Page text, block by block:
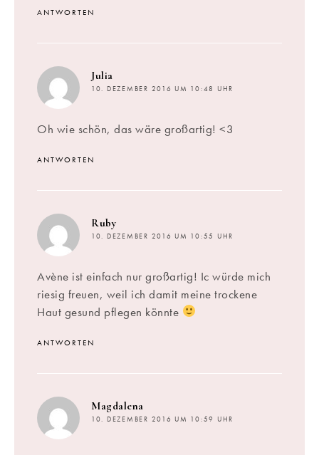
ANTWORTEN
Julia
10. DEZEMBER 2016 UM 10:48 UHR
Oh wie schön, das wäre großartig! <3
ANTWORTEN
Ruby
10. DEZEMBER 2016 UM 10:55 UHR
Avène ist einfach nur großartig! Ic würde mich
riesig freuen, weil ich damit meine trockene
Haut gesund pflegen könnte
ANTWORTEN
Magdalena
10. DEZEMBER 2016 UM 10:59 UHR